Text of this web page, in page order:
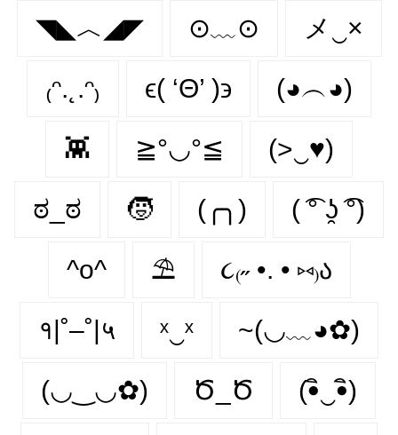
◥◣︿◢◤ ⊙﹏⊙ メ‿×
₍ᵔ.˛.ᵔ₎ ϵ( ‘Θ’ )϶ (◕︵◕)
👾 ≧°◡°≦ (>‿♥)
ಠ_ಠ 🧒 (╭╮) ( ͡° ʖ̯ ͡°)
^o^ ⛱ ૮₍˶ •. • ⑅₎ა
१|˚–˚|५ ˣ‿ˣ ~(◡﹏◕✿)
(◡‿◡✿) Ծ_Ծ (•ิ‿•ิ)